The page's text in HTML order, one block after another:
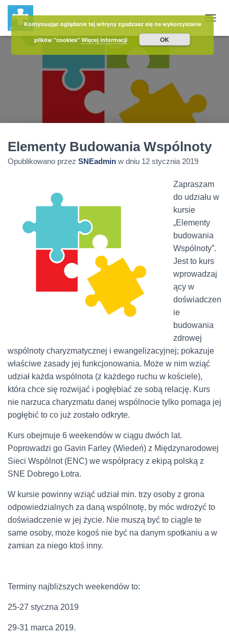
Elementy Budowania Wspólnoty
Opublikowano przez SNEadmin w dniu 12 stycznia 2019
Zapraszam
do udziału w
kursie
„Elementy
budowania
Wspólnoty”.
Jest to kurs
wprowadzaj
ący w
doświadczen
ie
budowania
zdrowej
wspólnoty charyzmatycznej i ewangelizacyjnej; pokazuje
właściwe zasady jej funkcjonowania. Może w nim wziąć
udział każda wspólnota (z każdego ruchu w kościele),
która chce się rozwijać i pogłębiać ze sobą relację. Kurs
nie narzuca charyzmatu danej wspólnocie tylko pomaga jej
pogłębić to co już zostało odkryte.
Kurs obejmuje 6 weekendów w ciągu dwóch lat.
Poprowadzi go Gavin Farley (Wiedeń) z Międzynarodowej
Sieci Wspólnot (ENC) we współpracy z ekipą polską z
SNE Dobrego Łotra.
W kursie powinny wziąć udział min. trzy osoby z grona
odpowiedzialnych za daną wspólnotę, by móc wdrożyć to
doświadczenie w jej życie. Nie muszą być to ciągle te
same osoby, może kogoś nie być na danym spotkaniu a w
zamian za niego ktoś inny.
Terminy najbliższych weekendów to:
25-27 styczna 2019
29-31 marca 2019.
Kontynuując oglądanie tej witryny zgadzasz się na wykorzystanie
plików "cookies"Więcej informacji OK